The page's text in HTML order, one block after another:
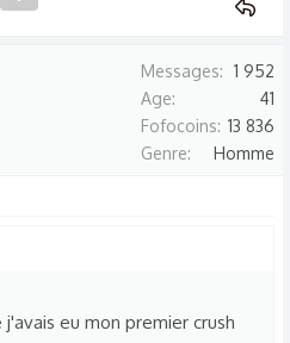
Messages
1 952
Age
41
Fofocoins 13 836
Genre
Homme
j'avais eu mon premier crush